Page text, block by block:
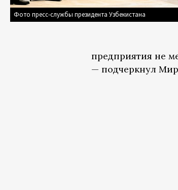
Фото пресс-службы президента Узбекистана
предприятия не
— подчеркнул